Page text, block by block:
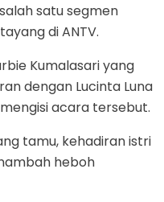
satu segmen
di ANTV.
Kumalasari yang
dengan Lucinta Luna
acara tersebut.
tamu, kehadiran istri
heboh